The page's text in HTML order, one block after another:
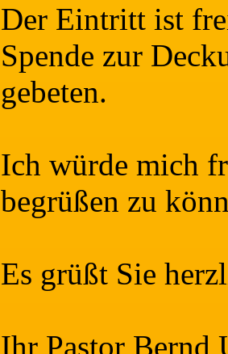
Der Eintritt ist
Spende zur
gebeten.
Ich würde mich
begrüßen zu
Es grüßt Sie
Ihr Pastor Bernd